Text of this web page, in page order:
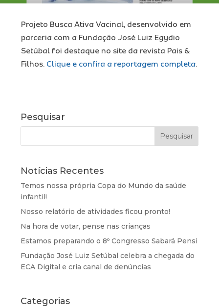
Projeto Busca Ativa Vacinal, desenvolvido em
parceria com a Fundação José Luiz Egydio
Setúbal foi destaque no site da revista Pais &
Filhos. Clique e confira a reportagem completa.
Pesquisar
Notícias Recentes
Temos nossa própria Copa do Mundo da saúde
infantil!
Nosso relatório de atividades ficou pronto!
Na hora de votar, pense nas crianças
Estamos preparando o 8º Congresso Sabará Pensi
Fundação José Luiz Setúbal celebra a chegada do
ECA Digital e cria canal de denúncias
Categorias